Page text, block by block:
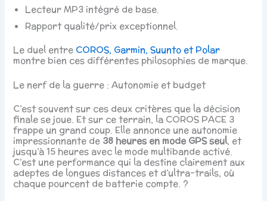
Lecteur MP3 intégré de base.
Rapport qualité/prix exceptionnel.
Le duel entre COROS, Garmin, Suunto et Polar
montre bien ces différentes philosophies de marque.
Le nerf de la guerre : Autonomie et budget
C’est souvent sur ces deux critères que la décision
finale se joue. Et sur ce terrain, la COROS PACE 3
frappe un grand coup. Elle annonce une autonomie
impressionnante de 38 heures en mode GPS seul, et
jusqu’à 15 heures avec le mode multibande activé.
C’est une performance qui la destine clairement aux
adeptes de longues distances et d’ultra-trails, où
chaque pourcent de batterie compte. ?